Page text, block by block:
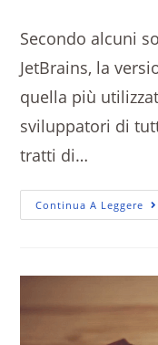
Secondo alcuni
JetBrains, la
quella più
sviluppatori di
tratti di…
Continua A Leggere